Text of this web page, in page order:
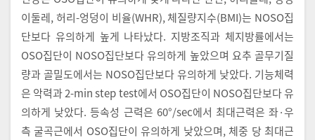
이둘레, 허리-엉덩이 비율(WHR), 체질량지수(BMI)는 NOSO집
단보다 유의하게 높게 나타났다. 지방조직과 체지방률에서는
OSO집단이 NOSO집단보다 유의하게 높았으며 요추 골무기질
량과 골밀도에서는 NOSO집단보다 유의하게 낮았다. 기능체력
은 악력과 2-min step test에서 OSO집단이 NOSO집단보다 유
의하게 낮았다. 등속성 근력은 60°/sec에서 최대근력은 좌·우
측 굴곡근에서 OSO집단이 유의하게 낮았으며, 체중 당 최대근